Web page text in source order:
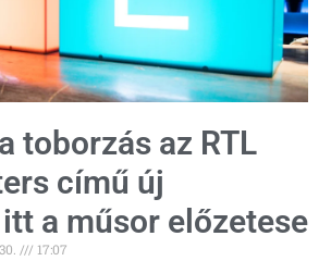
toborzás az RTL
című új
a műsor előzetese
17:07